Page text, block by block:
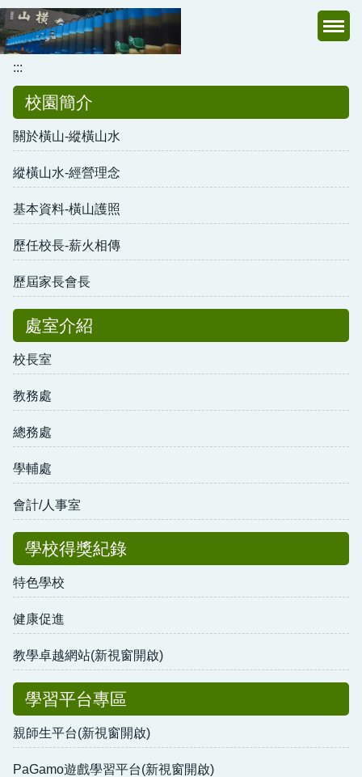
跳
到
主
要
內
區
:::
校園簡介
關於橫山-縱橫山水
縱橫山水-經營理念
基本資料-橫山護照
歷任校長-薪火相傳
歷屆家長會長
處室介紹
校長室
教務處
總務處
學輔處
會計/人事室
學校得獎紀錄
特色學校
健康促進
教學卓越網站(新視窗開啟)
學習平台專區
親師生平台(新視窗開啟)
PaGamo遊戲學習平台(新視窗開啟)